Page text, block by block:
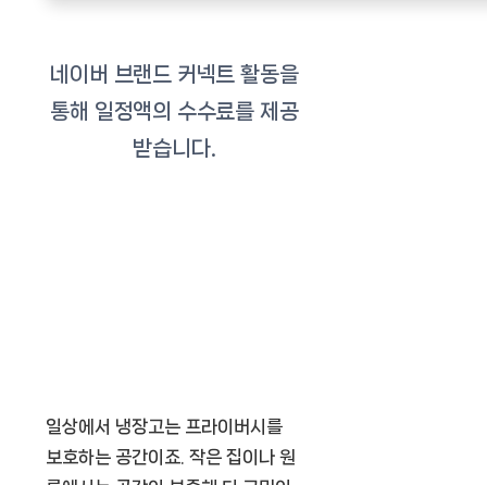
일상에서 냉장고는 프라이버시를
보호하는 공간이죠. 작은 집이나 원